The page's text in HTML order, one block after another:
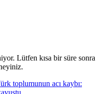
Lütfen kısa bir süre sonra
toplumunun acı kaybı: